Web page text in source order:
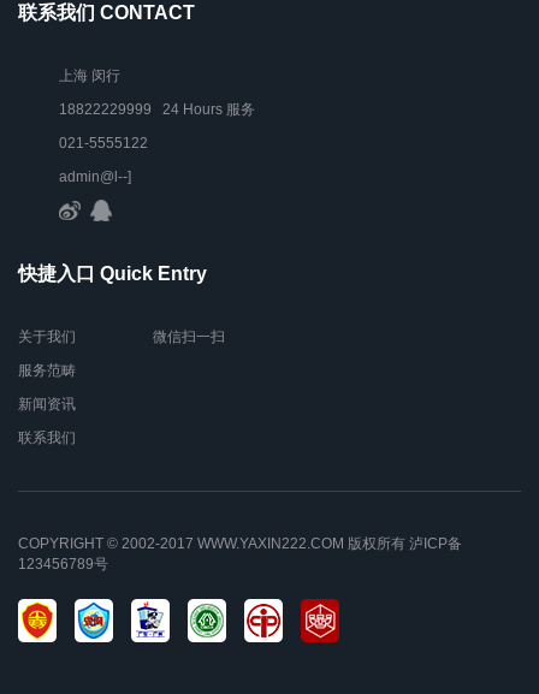
联系我们 CONTACT
上海 闵行
18822229999 24 Hours 服务
021-5555122
admin@l--]
快捷入口 Quick Entry
关于我们
服务范畴
新闻资讯
联系我们
微信扫一扫
COPYRIGHT © 2002-2017 WWW.YAXIN222.COM 版权所有 泸ICP备
123456789号